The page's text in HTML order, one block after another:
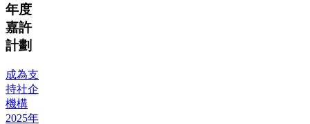
年度
嘉許
計劃
成為支
持社企
機構
2025年